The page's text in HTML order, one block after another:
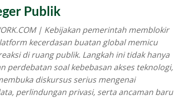
Publik
| Kebijakan pemerintah memblokir
kecerdasan buatan global memicu
di ruang publik. Langkah ini tidak hanya
perdebatan soal kebebasan akses teknologi,
diskursus serius mengenai
perlindungan privasi, serta ancaman baru